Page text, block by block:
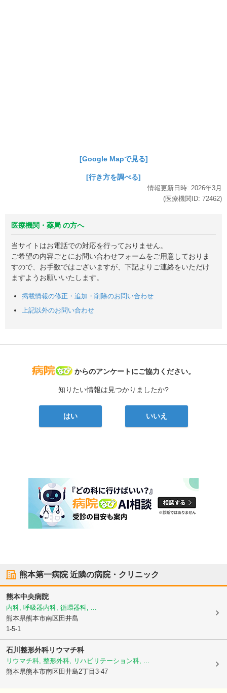
[Google Mapで見る]
[行き方を調べる]
情報更新日時: 2026年3月
(医療機関ID: 72462)
医療機関・薬局 の方へ
当サイトはお電話での対応を行っておりません。
ご希望の内容ごとにお問い合わせフォームをご用意しておりま
すので、お手数ではございますが、下記よりご連絡をいただけ
ますようお願いいたします。
掲載情報の修正・追加・削除のお問い合わせ
上記以外のお問い合わせ
病院なび
からのアンケートにご協力ください。
知りたい情報は見つかりましたか?
はい いいえ
熊本第一病院近隣の病院・クリニック
熊本中央病院
内科, 呼吸器内科, 循環器科, ...
熊本県熊本市南区 田井島
1-5-1
石川整形外科リウマチ科
リウマチ科, 整形外科, リハビリテーション科, ...
熊本県熊本市南区 田井島2丁目3-47